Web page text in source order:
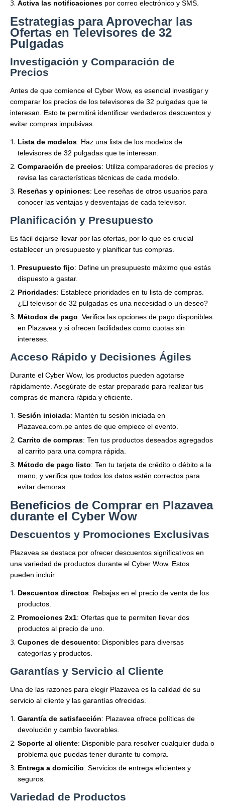
Activa las notificaciones por correo electrónico y SMS.
Estrategias para Aprovechar las
Ofertas en Televisores de 32
Pulgadas
Investigación y Comparación de
Precios
Antes de que comience el Cyber Wow, es esencial investigar y
comparar los precios de los televisores de 32 pulgadas que te
interesan. Esto te permitirá identificar verdaderos descuentos y
evitar compras impulsivas.
Lista de modelos: Haz una lista de los modelos de
televisores de 32 pulgadas que te interesan.
Comparación de precios: Utiliza comparadores de precios y
revisa las características técnicas de cada modelo.
Reseñas y opiniones: Lee reseñas de otros usuarios para
conocer las ventajas y desventajas de cada televisor.
Planificación y Presupuesto
Es fácil dejarse llevar por las ofertas, por lo que es crucial
establecer un presupuesto y planificar tus compras.
Presupuesto fijo: Define un presupuesto máximo que estás
dispuesto a gastar.
Prioridades: Establece prioridades en tu lista de compras.
¿El televisor de 32 pulgadas es una necesidad o un deseo?
Métodos de pago: Verifica las opciones de pago disponibles
en Plazavea y si ofrecen facilidades como cuotas sin
intereses.
Acceso Rápido y Decisiones Ágiles
Durante el Cyber Wow, los productos pueden agotarse
rápidamente. Asegúrate de estar preparado para realizar tus
compras de manera rápida y eficiente.
Sesión iniciada: Mantén tu sesión iniciada en
Plazavea.com.pe antes de que empiece el evento.
Carrito de compras: Ten tus productos deseados agregados
al carrito para una compra rápida.
Método de pago listo: Ten tu tarjeta de crédito o débito a la
mano, y verifica que todos los datos estén correctos para
evitar demoras.
Beneficios de Comprar en Plazavea
durante el Cyber Wow
Descuentos y Promociones Exclusivas
Plazavea se destaca por ofrecer descuentos significativos en
una variedad de productos durante el Cyber Wow. Estos
pueden incluir:
Descuentos directos: Rebajas en el precio de venta de los
productos.
Promociones 2x1: Ofertas que te permiten llevar dos
productos al precio de uno.
Cupones de descuento: Disponibles para diversas
categorías y productos.
Garantías y Servicio al Cliente
Una de las razones para elegir Plazavea es la calidad de su
servicio al cliente y las garantías ofrecidas.
Garantía de satisfacción: Plazavea ofrece políticas de
devolución y cambio favorables.
Soporte al cliente: Disponible para resolver cualquier duda o
problema que puedas tener durante tu compra.
Entrega a domicilio: Servicios de entrega eficientes y
seguros.
Variedad de Productos